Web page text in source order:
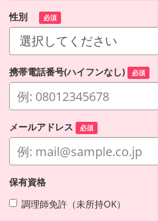
性別 必須
携帯電話番号(ハイフンなし) 必須
メールアドレス 必須
保有資格
調理師免許（未所持OK）